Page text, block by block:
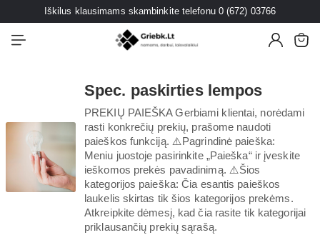
Iškilus klausimams skambinkite telefonu 0 (672) 03766
Spec. paskirties lempos
PREKIŲ PAIEŠKA Gerbiami klientai, norėdami
rasti konkrečių prekių, prašome naudoti
paieškos funkciją. ⚠️Pagrindinė paieška:
Meniu juostoje pasirinkite „Paieška“ ir įveskite
ieškomos prekės pavadinimą. ⚠️Šios
kategorijos paieška: Čia esantis paieškos
laukelis skirtas tik šios kategorijos prekėms.
Atkreipkite dėmesį, kad čia rasite tik kategorijai
priklausančių prekių sąrašą.